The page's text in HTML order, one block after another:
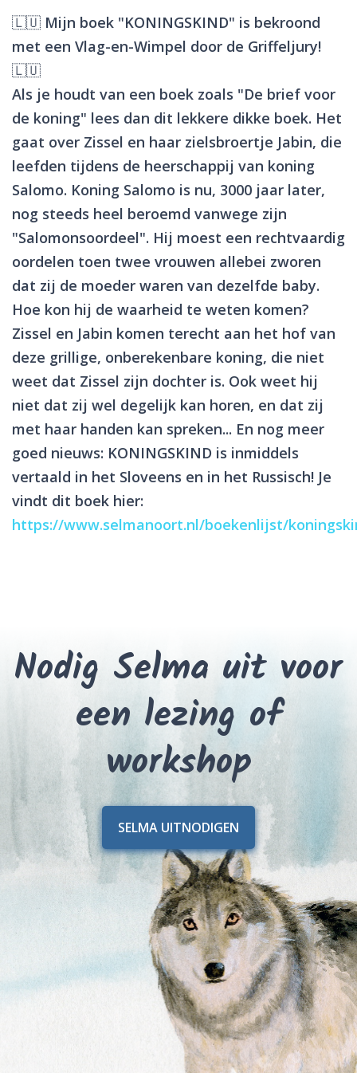
🇱🇺 Mijn boek "KONINGSKIND" is bekroond
met een Vlag-en-Wimpel door de Griffeljury!
🇱🇺
Als je houdt van een boek zoals "De brief voor
de koning" lees dan dit lekkere dikke boek. Het
gaat over Zissel en haar zielsbroertje Jabin, die
leefden tijdens de heerschappij van koning
Salomo. Koning Salomo is nu, 3000 jaar later,
nog steeds heel beroemd vanwege zijn
"Salomonsoordeel". Hij moest een rechtvaardig
oordelen toen twee vrouwen allebei zworen
dat zij de moeder waren van dezelfde baby.
Hoe kon hij de waarheid te weten komen?
Zissel en Jabin komen terecht aan het hof van
deze grillige, onberekenbare koning, die niet
weet dat Zissel zijn dochter is. Ook weet hij
niet dat zij wel degelijk kan horen, en dat zij
met haar handen kan spreken... En nog meer
goed nieuws: KONINGSKIND is inmiddels
vertaald in het Sloveens en in het Russisch! Je
vindt dit boek hier:
https://www.selmanoort.nl/boekenlijst/
Nodig Selma uit voor
een lezing of
workshop
SELMA UITNODIGEN